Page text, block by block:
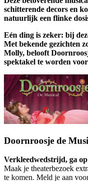
schitterende decors en
natuurlijk een flinke
Eén ding is zeker: bij
Met bekende gezichten
Molly, belooft
spektakel te worden
Doornroosje de
Verkleedwedstrijd, ga
Maak je theaterbezoek
te komen. Meld je aan